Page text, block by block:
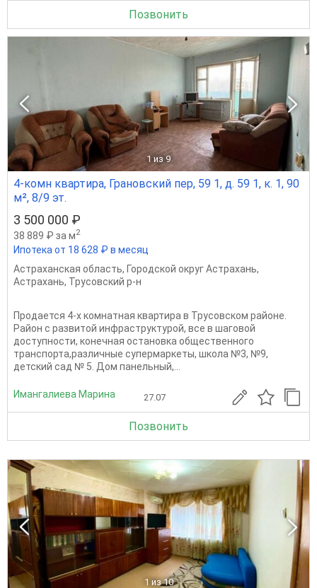
Позвонить
1 из 9
4-комн квартира, Грановский пер, 59 1, д. 59 1, к. 1, 90
м², 8/9 эт.
3 500 000 ₽
38 889 ₽ за м2
Ипотека от 18 628 ₽ в месяц
Астраханская область, Городской округ Астрахань,
Астрахань, Трусовский р-н
Продается 4-х комнатная квартира в Трусовском районе.
Район с развитой инфраструктурой, все в шаговой
доступности, конечная остановка общественного
транспорта,различные супермаркеты, школа №3, №9,
детский сад № 5. Дом панельный,...
Имангалиева Марина 27.07
Позвонить
1 из 10